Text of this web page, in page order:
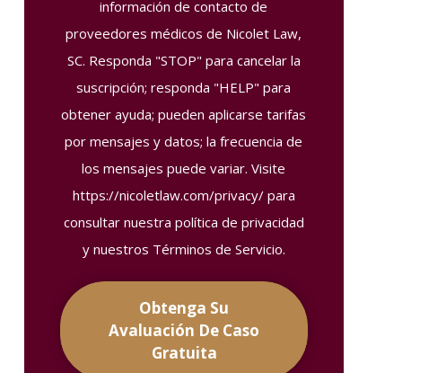
información de contacto de
proveedores médicos de Nicolet Law,
SC. ​​Responda "STOP" para cancelar la
suscripción; responda "HELP" para
obtener ayuda; pueden aplicarse tarifas
por mensajes y datos; la frecuencia de
los mensajes puede variar. Visite
https://nicoletlaw.com/privacy/para
consultar nuestra política de privacidad
y nuestros Términos de Servicio.
Obtenga Su
Avaluación De Caso
Gratuita